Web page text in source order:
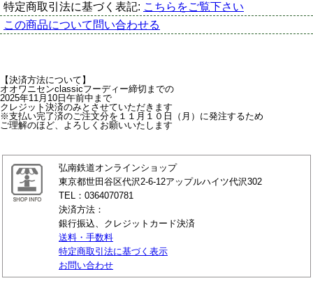
特定商取引法に基づく表記: こちらをご覧下さい
この商品について問い合わせる
【決済方法について】
オオワニセンclassicフーディー締切までの
2025年11月10日午前中まで
クレジット決済のみとさせていただきます
※支払い完了済のご注文分を１１月１０日（月）に発注するため
ご理解のほど、よろしくお願いいたします
弘南鉄道オンラインショップ
東京都世田谷区代沢2-6-12アップルハイツ代沢302
TEL：0364070781
決済方法：
銀行振込、クレジットカード決済
送料・手数料
特定商取引法に基づく表示
お問い合わせ